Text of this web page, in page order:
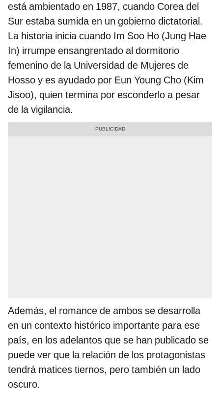
está ambientado en 1987, cuando Corea del
Sur estaba sumida en un gobierno dictatorial.
La historia inicia cuando Im Soo Ho (Jung Hae
In) irrumpe ensangrentado al dormitorio
femenino de la Universidad de Mujeres de
Hosso y es ayudado por Eun Young Cho (Kim
Jisoo), quien termina por esconderlo a pesar
de la vigilancia.
Además, el romance de ambos se desarrolla
en un contexto histórico importante para ese
país, en los adelantos que se han publicado se
puede ver que la relación de los protagonistas
tendrá matices tiernos, pero también un lado
oscuro.